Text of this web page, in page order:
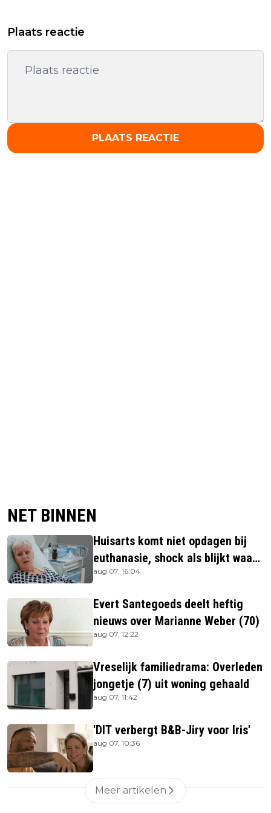
Plaats reactie
PLAATS REACTIE
NET BINNEN
Huisarts komt niet opdagen bij
euthanasie, shock als blijkt waar
ze is
aug 07, 16:04
Evert Santegoeds deelt heftig
nieuws over Marianne Weber (70)
aug 07, 12:22
Vreselijk familiedrama: Overleden
jongetje (7) uit woning gehaald
aug 07, 11:42
'DIT verbergt B&B-Jiry voor Iris'
aug 07, 10:36
Meer artikelen